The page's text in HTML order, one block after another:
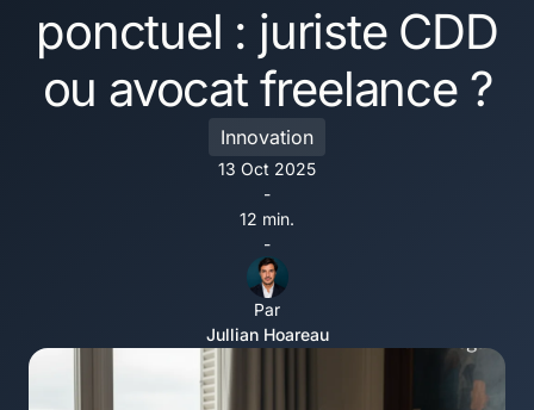
ponctuel : juriste CDD
ou avocat freelance ?
Innovation
13 Oct 2025
-
12 min.
-
Par
Jullian Hoareau